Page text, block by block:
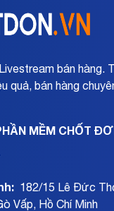
bán hàng.
quả, bán hàng
MỀM CHỐT
182/15 Lê Đức
Vấp, Hồ Chí Minh